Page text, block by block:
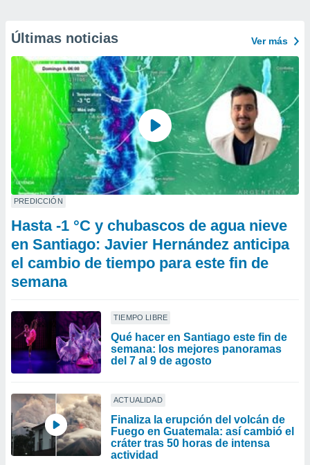
Últimas noticias Ver más
PREDICCIÓN
Hasta -1 °C y chubascos de agua nieve
en Santiago: Javier Hernández anticipa
el cambio de tiempo para este fin de
semana
TIEMPO LIBRE
Qué hacer en Santiago este fin de
semana: los mejores panoramas
del 7 al 9 de agosto
ACTUALIDAD
Finaliza la erupción del volcán de
Fuego en Guatemala: así cambió el
cráter tras 50 horas de intensa
actividad